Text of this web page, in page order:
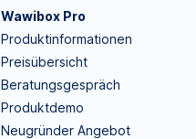
Wawibox Pro
Produktinformationen
Preisübersicht
Beratungsgespräch
Produktdemo
Neugründer Angebot